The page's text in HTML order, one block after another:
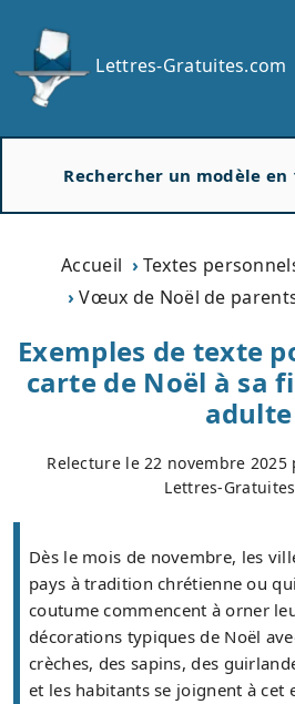
Lettres-Gratuites.com
Accueil Textes
Vœux de Noël de
Exemples de texte
carte de Noël à sa
adulte
Relecture le22 novembre 2025
Lettres-
Dès le mois de novembre, les
pays à tradition chrétienne ou
coutume commencent à orner
décorations typiques de Noël
crèches, des sapins, des
et les habitants se joignent à cet